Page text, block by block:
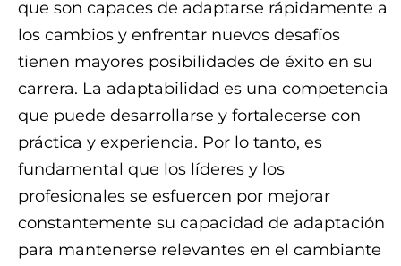
que son capaces de adaptarse rápidamente a
los cambios y enfrentar nuevos desafíos
tienen mayores posibilidades de éxito en su
carrera. La adaptabilidad es una competencia
que puede desarrollarse y fortalecerse con
práctica y experiencia. Por lo tanto, es
fundamental que los líderes y los
profesionales se esfuercen por mejorar
constantemente su capacidad de adaptación
para mantenerse relevantes en el cambiante